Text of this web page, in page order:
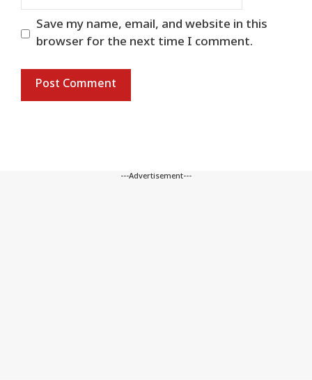
Save my name, email, and website in this
browser for the next time I comment.
---Advertisement---